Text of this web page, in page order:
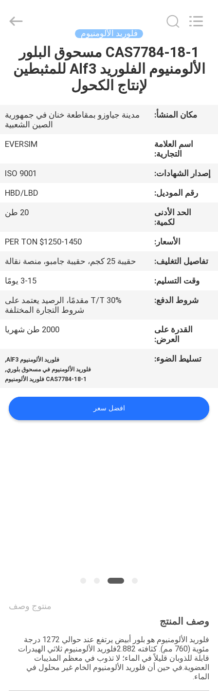
المنزل
فيديوهات
حولنا
جولة
المصنع
مراقبة
الجودة
اتصل
أخبار
القضايا
اطلب
اقتباس
Imp.&Exp.Co.,Ltd.
فلوريد الألومنيوم
CAS7784-18-1 مسحوق البلور
الألومنيوم الفلوريد Alf3 للمثبطين
لإنتاج الكحول
مكان المنشأ:
مدينة جياوزو بمقاطعة خنان في جمهورية
الصين الشعبية
اسم العلامة
التجارية:
EVERSIM
إصدار الشهادات:
ISO 9001
رقم الموديل:
HBD/LBD
الحد الأدنى
لكمية:
20 طن
الأسعار:
$1250-1450 PER TON
تفاصيل التغليف:
حقيبة 25 كجم، حقيبة جامبو، منصة نقالة
وقت التسليم:
3-15 يومًا
شروط الدفع:
30% T/T مقدمًا، الرصيد يعتمد على
شروط التجارة المختلفة
القدرة على
العرض:
2000 طن شهريا
تسليط الضوء: فلوريد الألومنيوم AlF3 ,
فلوريد الألومنيوم في مسحوق بلوري,
CAS7784-18-1 فلوريد الألومنيوم
افضل سعر
منتوج وصف
وصف المنتج
فلوريد الألومنيوم هو بلور أبيض يرتفع عند حوالي 1272 درجة
مئوية (760 مم). كثافته 2.882فلوريد الألومنيوم ثلاثي الهيدرات
قابلة للذوبان قليلاً في الماء؛ لا تذوب في معظم المذيبات
العضوية.في حين أن فلوريد الألومنيوم الخام غير محلول في
الماء.